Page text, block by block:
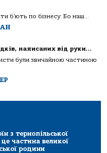
б’ють по бізнесу. Бо наш...
написаних від руки…
були звичайною частиною
з тернопільської
частина великої
родини